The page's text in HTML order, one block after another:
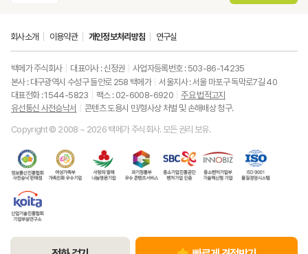
회사소개 이용약관 개인정보처리방침 연구실
백메가 주식회사 대표이사 : 신정권
사업자등록번호 : 503-86-14235
본사 : 대구광역시 수성구 들안로 258 백메가
서울지사 : 서울 마포구 독막로7길 40
대표전화 : 1544-5823
팩스 : 02-6008-6920
주요 법적고지
유선통신 사전승낙서
콘텐츠 도용시 민/형사상 처벌 및 손해배상 청구.
Copyright © 2008 ~ 2026 백메가 주식회사. 모든 권리 보유.
정
보
신
진
흥
유
가
수
랑
의
열
모
통
서
중
소
기
업
중
소
벤
처
형
ISO9001
경
한
국
산
업
술